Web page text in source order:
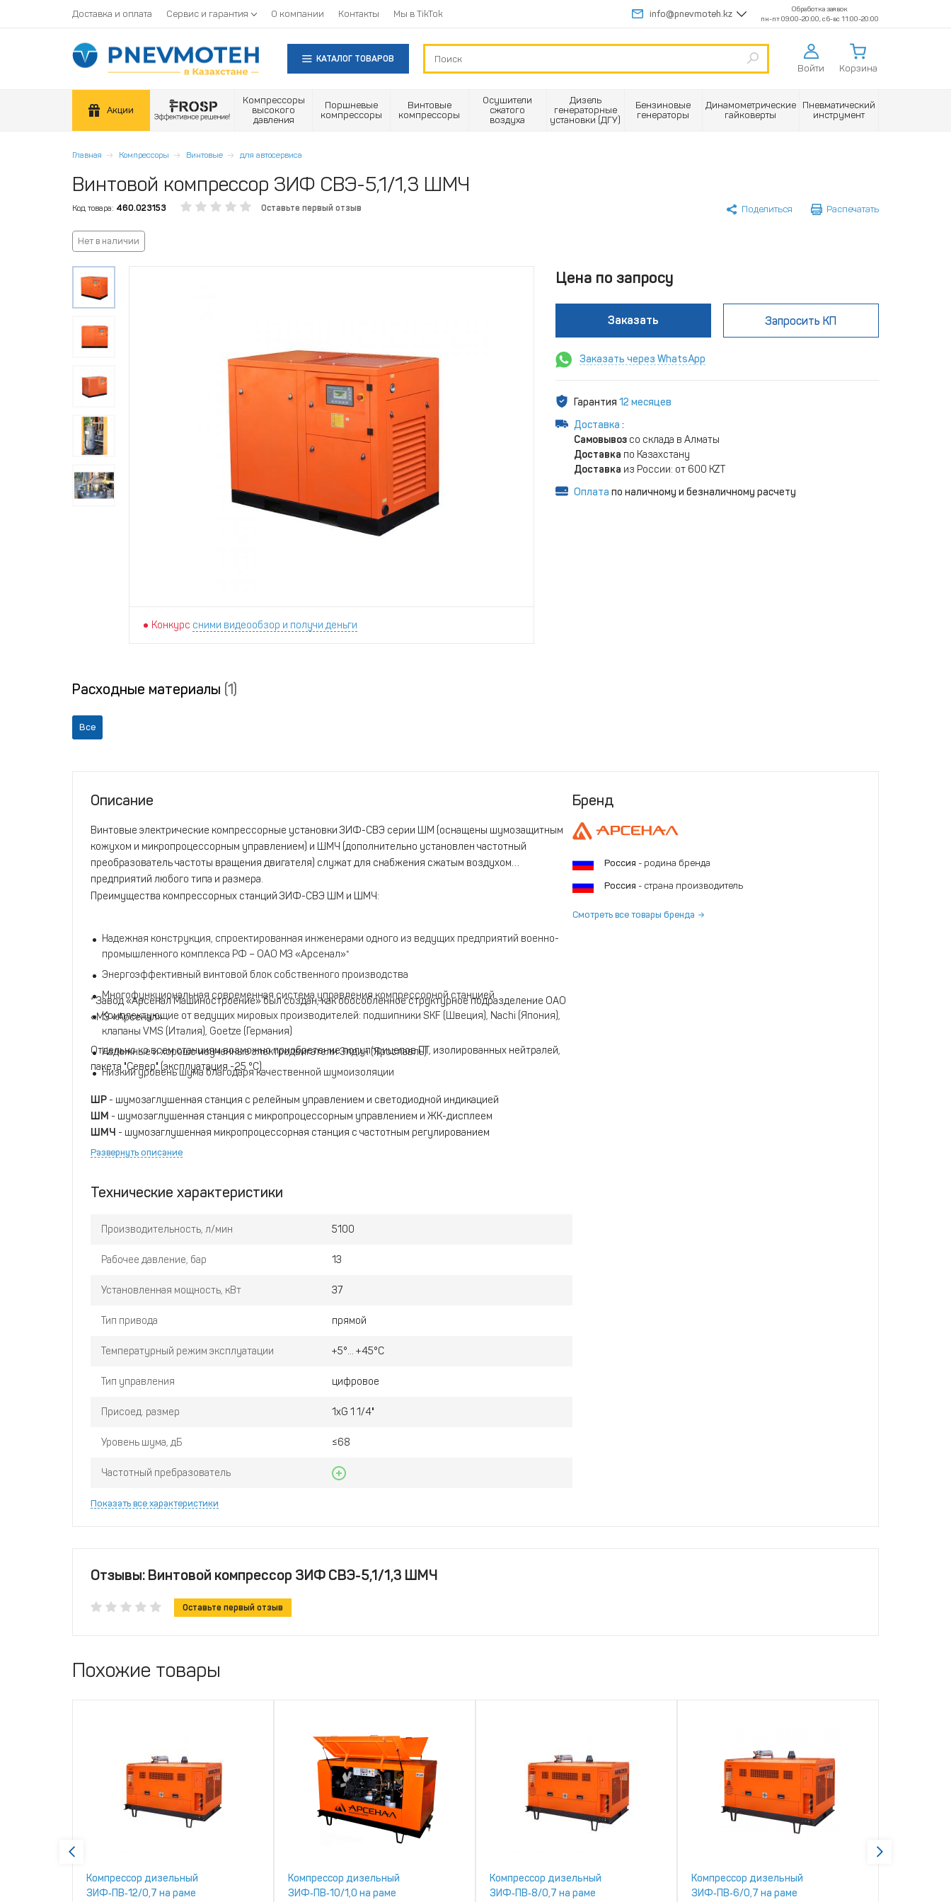
Доставка и оплата Сервис и гарантия О компании Контакты Мы в TikTok info@pnevmoteh.kz
Обработка заявок
пн-пт 09:00-20:00, сб-вс 11:00-20:00
КАТАЛОГ ТОВАРОВ
Войти Корзина
Акции
Компрессоры
высокого
давления
Поршневые
компрессоры
Винтовые
компрессоры
Осушители
сжатого
воздуха
Дизель
генераторные
установки (ДГУ)
Бензиновые
генераторы
Динамометрические
гайковерты
Пневматический
инструмент
Главная Компрессоры Винтовые для автосервиса
Винтовой компрессор ЗИФ СВЭ-5,1/1,3 ШМЧ
Код товара: 460.023153 Оставьте первый отзыв Поделиться Распечатать
Нет в наличии
Конкурс сними видеообзор и получи деньги
Цена по запросу
Заказать Запросить КП
Заказать через WhatsApp
Гарантия 12 месяцев
Доставка :
Самовывозсо склада в Алматы
Доставка по Казахстану
Доставка из России: от 600 KZT
Оплата по наличному и безналичному расчету
Расходные материалы (1)
Все
Описание
Винтовые электрические компрессорные установки ЗИФ-СВЭ серии ШМ (оснащены шумозащитным
кожухом и микропроцессорным управлением) и ШМЧ (дополнительно установлен частотный
преобразователь частоты вращения двигателя) служат для снабжения сжатым воздухом
предприятий любого типа и размера.
Преимущества компрессорных станций ЗИФ-СВЭ ШМ и ШМЧ:
Надежная конструкция, спроектированная инженерами одного из ведущих предприятий военно-
промышленного комплекса РФ – ОАО МЗ «Арсенал»*
Энергоэффективный винтовой блок собственного производства
Многофункциональная современная система управления компрессорной станцией
Комплектующие от ведущих мировых производителей: подшипники SKF (Швеция), Nachi (Япония),
клапаны VMS (Италия), Goetze (Германия)
Надежные и хорошо изученные электродвигатели Элдин (Ярославль)
Низкий уровень шума благодаря качественной шумоизоляции
* Завод «Арсенал Машиностроение» был создан, как обособленное структурное подразделение ОАО
«МЗ «Арсенал»
Отдельно ко всем станциям возможно приобретение полупприцепов ПТ, изолированных нейтралей,
пакета "Север" (эксплуатация -25 °C)
ШР - шумозаглушенная станция с релейным управлением и светодиодной индикацией
ШМ - шумозаглушенная станция с микропроцессорным управлением и ЖК-дисплеем
​ШМЧ - шумозаглушенная микропроцессорная станция с частотным регулированием
Развернуть описание
Технические характеристики
Производительность, л/мин 5100
Рабочее давление, бар 13
Установленная мощность, кВт 37
Тип привода прямой
Температурный режим эксплуатации +5°... +45°С
Тип управления цифровое
Присоед. размер 1хG 1 1/4"
Уровень шума, дБ ≤68
Частотный пребразователь
Показать все характеристики
Бренд
Россия - родина бренда
Россия - страна производитель
Смотреть все товары бренда
Отзывы: Винтовой компрессор ЗИФ СВЭ-5,1/1,3 ШМЧ
Оставьте первый отзыв
Похожие товары
Компрессор дизельный
ЗИФ‑ПВ‑12/0,7 на раме
Компрессор дизельный
ЗИФ‑ПВ‑10/1,0 на раме
Компрессор дизельный
ЗИФ‑ПВ‑8/0,7 на раме
Компрессор дизельный
ЗИФ‑ПВ‑6/0,7 на раме